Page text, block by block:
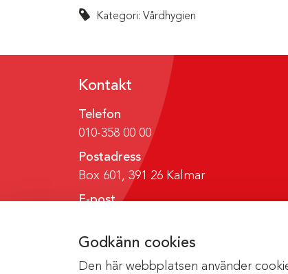
Godkänn cookies
Den här webbplatsen använder
Kategori: Vårdhygien
Kontakt
Telefon
010-358 00 00
Postadress
Box 601, 391 26 Kalmar
E-post